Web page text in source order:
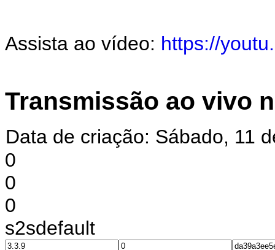
Assista ao vídeo: https://
Transmissão ao vivo
Data de criação: Sábado, 11
0
0
0
s2sdefault